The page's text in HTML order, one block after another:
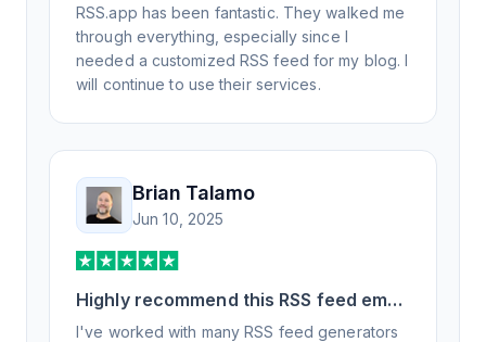
RSS.app has been fantastic. They walked me
through everything, especially since I
needed a customized RSS feed for my blog. I
will continue to use their services.
Brian Talamo
Jun 10, 2025
Highly recommend this RSS feed email
/ widget generator service.
I've worked with many RSS feed generators